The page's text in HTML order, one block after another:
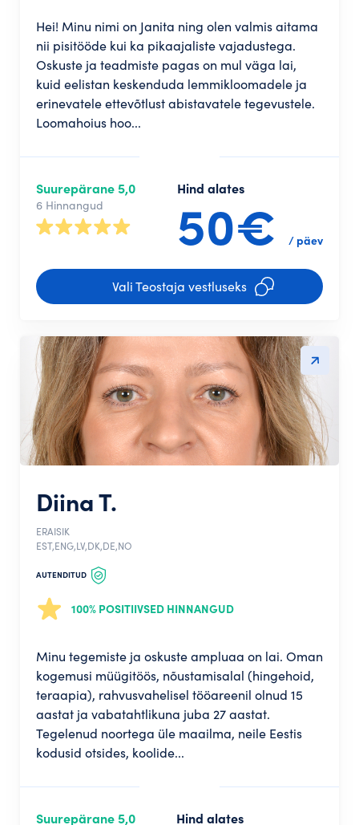
Hei! Minu nimi on Janita ning olen valmis aitama
nii pisitööde kui ka pikaajaliste vajadustega.
Oskuste ja teadmiste pagas on mul väga lai,
kuid eelistan keskenduda lemmikloomadele ja
erinevatele ettevõtlust abistavatele tegevustele.
Loomahoius hoo...
Vali Teostaja vestluseks
Hind alates
50€ / päev
Suurepärane 5,0
6 Hinnangud
Diina T.
ERAISIK
EST,ENG,LV,DK,DE,NO
AUTENDITUD
100% POSITIIVSED HINNANGUD
Minu tegemiste ja oskuste ampluaa on lai. Oman
kogemusi müügitöös, nõustamisalal (hingehoid,
teraapia), rahvusvahelisel tööareenil olnud 15
aastat ja vabatahtlikuna juba 27 aastat.
Tegelenud noortega üle maailma, neile Eestis
kodusid otsides, koolide...
Hind alates
Suurepärane 5,0